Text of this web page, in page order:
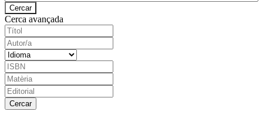
Cerca avançada